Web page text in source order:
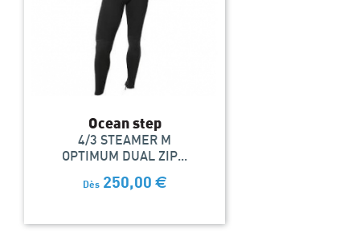
Ocean step
4/3 STEAMER M
OPTIMUM DUAL ZIP...
Dès 250,00 €